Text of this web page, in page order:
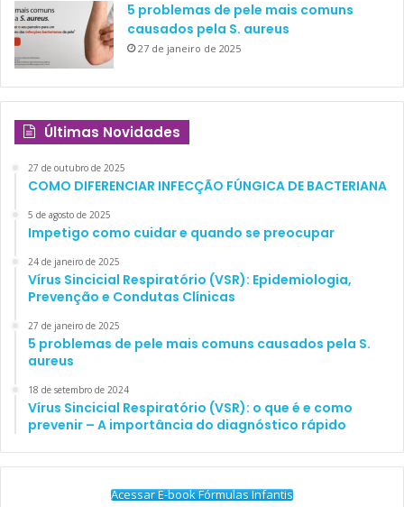
5 problemas de pele mais comuns
causados pela S. aureus
27 de janeiro de 2025
Últimas Novidades
27 de outubro de 2025
COMO DIFERENCIAR INFECÇÃO FÚNGICA DE BACTERIANA
5 de agosto de 2025
Impetigo como cuidar e quando se preocupar
24 de janeiro de 2025
Vírus Sincicial Respiratório (VSR): Epidemiologia,
Prevenção e Condutas Clínicas
27 de janeiro de 2025
5 problemas de pele mais comuns causados pela S.
aureus
18 de setembro de 2024
Vírus Sincicial Respiratório (VSR): o que é e como
prevenir – A importância do diagnóstico rápido
Acessar E-book Fórmulas Infantis